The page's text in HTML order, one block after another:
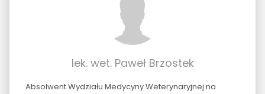
lek. wet. Paweł Brzostek
Absolwent Wydziału Medycyny Weterynaryjnej na